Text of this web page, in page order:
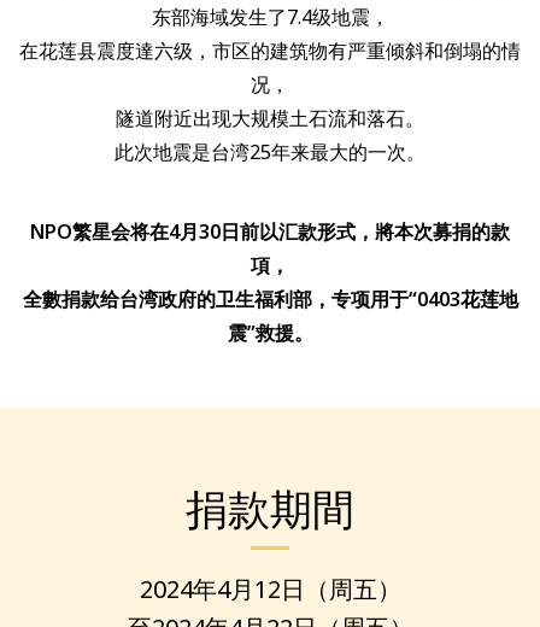
东部海域发生了7.4级地震，
在花莲县震度達六级，市区的建筑物有严重倾斜和倒塌的情
况，
隧道附近出现大规模土石流和落石。
此次地震是台湾25年来最大的一次。
NPO繁星会将在4月30日前以汇款形式，將本次募捐的款
項，
全數捐款给台湾政府的卫生福利部，专项用于“0403花莲地
震”救援。
捐款期間
2024年4月12日（周五）